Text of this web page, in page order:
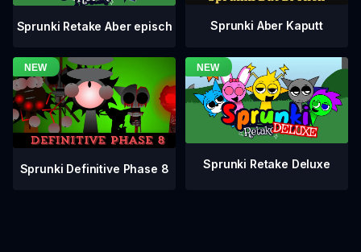
Sprunki Retake Aber episch Sprunki Aber Kaputt
Sprunki Definitive Phase 8 Sprunki Retake Deluxe